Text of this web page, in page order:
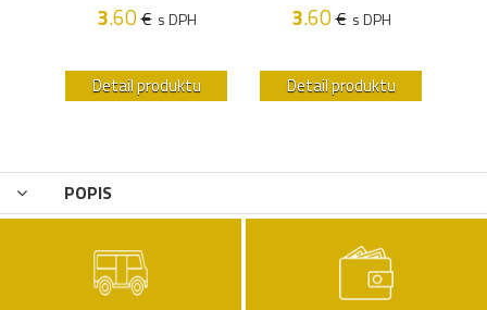
3.60€ s DPH
Detail produktu
3.60€ s DPH
Detail produktu
POPIS